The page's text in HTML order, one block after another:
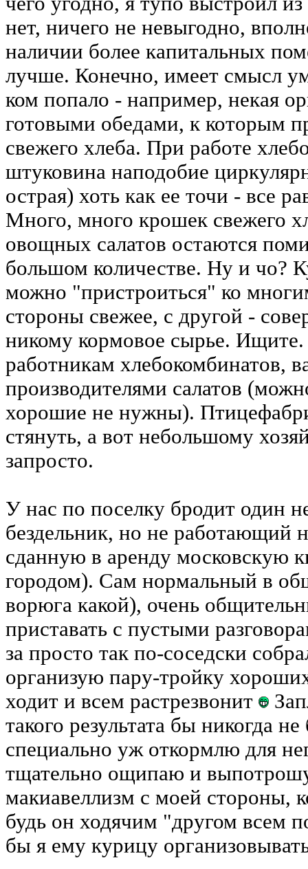
нет, ничего не невыгодно,
наличии более капитальных
лучше. Конечно, имеет смысл
ком попало - например, некая
готовыми обедами, к которым
свежего хлеба. При работе
штуковина наподобие
острая) хоть как ее точи - все
Много, много крошек свежего
овощных салатов остаются
большом количестве. Ну и чо?
можно "пристроиться" ко
стороны свежее, с другой -
никому кормовое сырье. Ищите.
работникам хлебокомбинатов,
производителями салатов
хорошие не нужны).
стянуть, а вот небольшому
запросто.
У нас по поселку бродит один
бездельник, но не работающий
сданную в аренду московскую
городом). Сам нормальный в
ворюга какой), очень
приставать с пустыми
за просто так по-соседски
организую пару-тройку
ходит и всем растрезвонит
такого результата бы никогда
специально уж откормлю для
тщательно ощипаю и
макиавеллизм с моей стороны,
будь он ходячим "другом всем
бы я ему курицу